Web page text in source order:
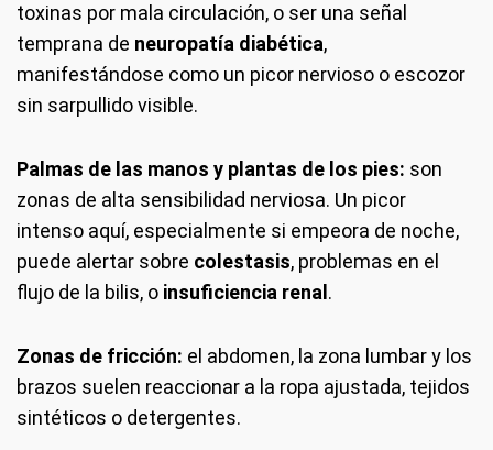
toxinas por mala circulación, o ser una señal
temprana de neuropatía diabética,
manifestándose como un picor nervioso o escozor
sin sarpullido visible.
Palmas de las manos y plantas de los pies: son
zonas de alta sensibilidad nerviosa. Un picor
intenso aquí, especialmente si empeora de noche,
puede alertar sobre colestasis, problemas en el
flujo de la bilis, o insuficiencia renal.
Zonas de fricción: el abdomen, la zona lumbar y los
brazos suelen reaccionar a la ropa ajustada, tejidos
sintéticos o detergentes.